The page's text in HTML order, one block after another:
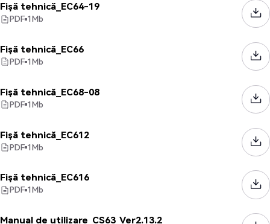
Fișă tehnică_EC64-19
PDF 1Mb
Fișă tehnică_EC66
PDF 1Mb
Fișă tehnică_EC68-08
PDF 1Mb
Fișă tehnică_EC612
PDF 1Mb
Fișă tehnică_EC616
PDF 1Mb
Manual de utilizare_CS63_Ver2.13.2